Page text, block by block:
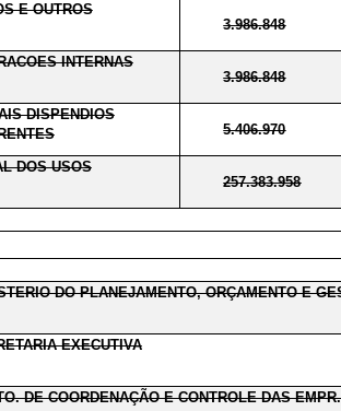
E OUTROS
3.986.848
INTERNAS
3.986.848
DISPENDIOS
5.406.970
DOS USOS
257.383.958
DO PLANEJAMENTO, ORÇAMENTO E
EXECUTIVA
DE COORDENAÇÃO E CONTROLE DAS